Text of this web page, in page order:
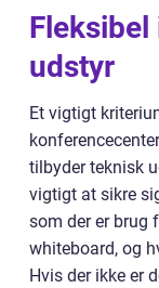
udstyr
Et vigtigt
tilbyder teknisk
vigtigt at sikre
som der er brug
whiteboard, og
Hvis der ikke er